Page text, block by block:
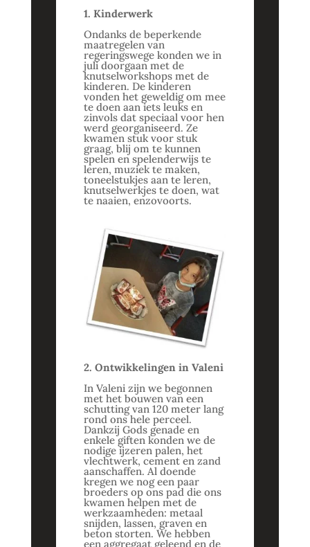
1. Kinderwerk
Ondanks de beperkende
maatregelen van
regeringswege konden we in
juli doorgaan met de
knutselworkshops met de
kinderen. De kinderen
vonden het geweldig om mee
te doen aan iets leuks en
zinvols dat speciaal voor hen
werd georganiseerd. Ze
kwamen stuk voor stuk
graag, blij om te kunnen
spelen en spelenderwijs te
leren, muziek te maken,
toneelstukjes aan te leren,
knutselwerkjes te doen, wat
te naaien, enzovoorts.
2. Ontwikkelingen in Valeni
In Valeni zijn we begonnen
met het bouwen van een
schutting van 120 meter lang
rond ons hele perceel.
Dankzij Gods genade en
enkele giften konden we de
nodige ijzeren palen, het
vlechtwerk, cement en zand
aanschaffen. Al doende
kregen we nog een paar
broeders op ons pad die ons
kwamen helpen met de
werkzaamheden: metaal
snijden, lassen, graven en
beton storten. We hebben
een aggregaat geleend en de